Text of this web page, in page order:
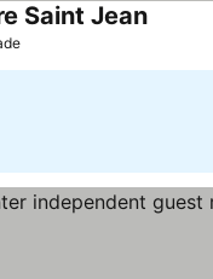
Saint Jean